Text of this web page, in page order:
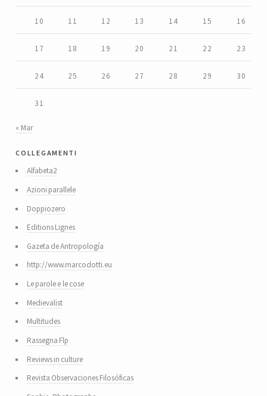
10 11 12 13 14 15 16
17 18 19 20 21 22 23
24 25 26 27 28 29 30
31
« Mar
collegamenti
Alfabeta2
Azioni parallele
Doppiozero
Editions Lignes
Gazeta de Antropología
http://www.marcodotti.eu
Le parole e le cose
Medievalist
Multitudes
Rassegna Flp
Reviews in culture
Revista Observaciones Filosóficas